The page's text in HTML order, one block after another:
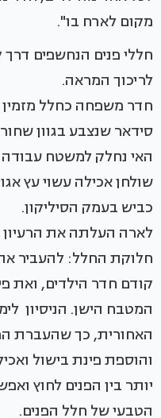
מקום לארח בו".
חללי פנים הנחשפים דרך
לריכוך המראה.
חדר משפחה כחלל מזמין
סידאר שנצבע בגוון
האי נחלק למשטח
שולחן אכילה עשוי עץ
כביש בעמק הסיליקון.
לארה העלתה את הרעיון
חלוקת החלל: להעביר
קודם חדר הילדים, ואת
המטבח הישן. הניסיון
האחורית, כך שהעברת
והוספת פינת בישול
יותר בין הפנים לחוץ
הטבעי של חלל הפנים.